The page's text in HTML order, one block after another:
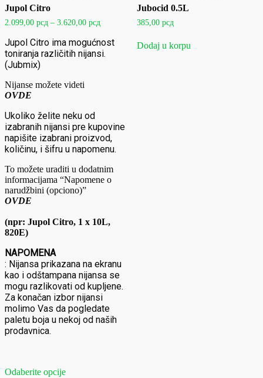
Jupol Citro
2.099,00 рсд – 3.620,00 рсдRaspon
od
2.099,00 рсд
do
Jupol Citro ima mogućnost
toniranja različitih nijansi.
(Jubmix)
Nijanse možete videti
OVDE
Ukoliko želite neku od
izabranih nijansi pre kupovine
napišite izabrani proizvod,
količinu, i šifru u napomenu.
To možete uraditi u dodatnim
informacijama “Napomene o
narudžbini (opciono)”
OVDE
(npr: Jupol Citro, 1 x 10L,
820E)
NAPOMENA
: Nijansa prikazana na ekranu
kao i odštampana nijansa se
mogu razlikovati od kupljene.
Za konačan izbor nijansi
molimo Vas da pogledate
paletu boja u nekoj od naših
prodavnica.
Odaberite opcijeproizvod
Jubocid 0.5L
385,00 рсд
Dodaj u korpu